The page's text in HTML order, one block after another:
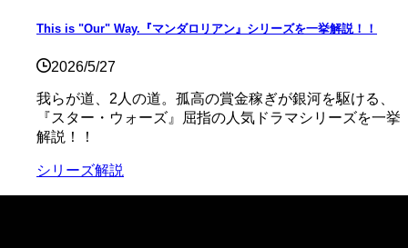
This is "Our" Way.『マンダロリアン』シリーズを一挙解説！！
2026/5/27
我らが道、2人の道。孤高の賞金稼ぎが銀河を駆ける、
『スター・ウォーズ』屈指の人気ドラマシリーズを一挙
解説！！
シリーズ解説